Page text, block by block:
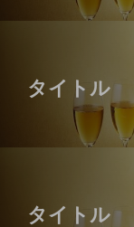
タイトル
タイトル